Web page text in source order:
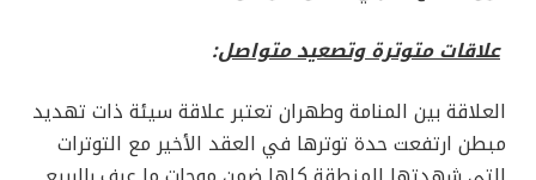
علاقات متوترة وتصعيد متواصل:
العلاقة بين المنامة وطهران تعتبر علاقة سيئة ذات تهديد
مبطن ارتفعت حدة توترها في العقد الأخير مع التوترات